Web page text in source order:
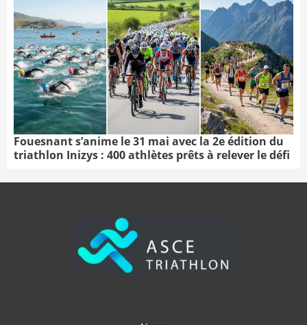
Fouesnant s’anime le 31 mai avec la 2e édition du
triathlon Inizys : 400 athlètes prêts à relever le défi